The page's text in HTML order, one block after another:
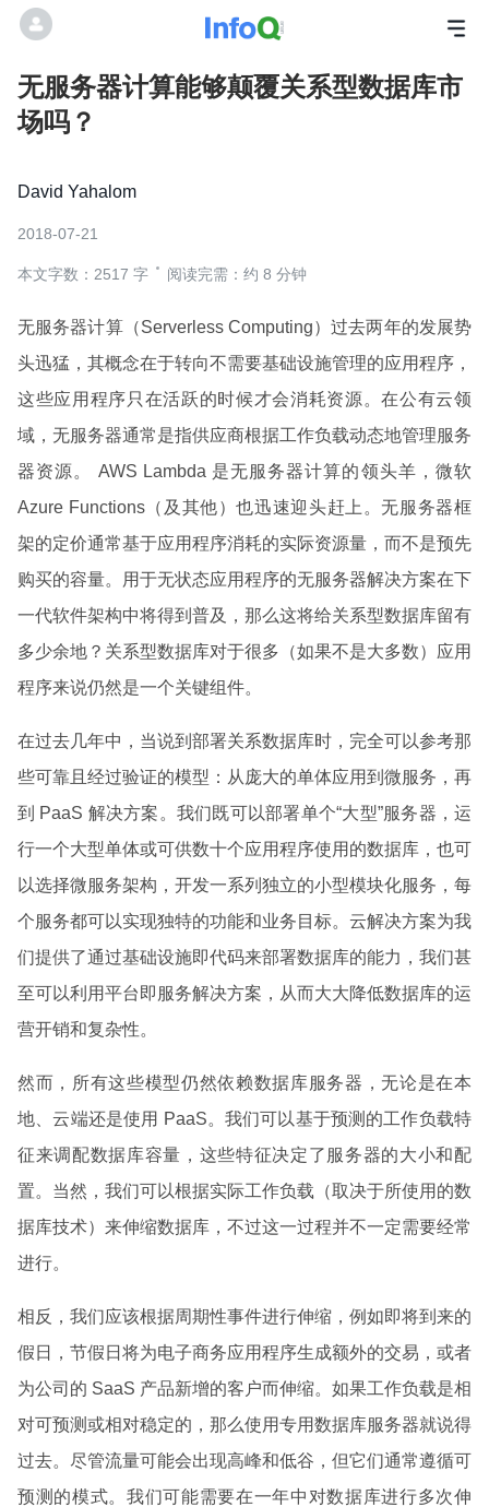
无服务器计算能够颠覆关系型数据库市
场吗？
David Yahalom
2018-07-21
本文字数：2517 字 阅读完需：约 8 分钟
无服务器计算（Serverless Computing）过去两年的发展势
头迅猛，其概念在于转向不需要基础设施管理的应用程序，
这些应用程序只在活跃的时候才会消耗资源。在公有云领
域，无服务器通常是指供应商根据工作负载动态地管理服务
器资源。 AWS Lambda 是无服务器计算的领头羊，微软
Azure Functions（及其他）也迅速迎头赶上。无服务器框
架的定价通常基于应用程序消耗的实际资源量，而不是预先
购买的容量。用于无状态应用程序的无服务器解决方案在下
一代软件架构中将得到普及，那么这将给关系型数据库留有
多少余地？关系型数据库对于很多（如果不是大多数）应用
程序来说仍然是一个关键组件。
在过去几年中，当说到部署关系数据库时，完全可以参考那
些可靠且经过验证的模型：从庞大的单体应用到微服务，再
到 PaaS 解决方案。我们既可以部署单个“大型”服务器，运
行一个大型单体或可供数十个应用程序使用的数据库，也可
以选择微服务架构，开发一系列独立的小型模块化服务，每
个服务都可以实现独特的功能和业务目标。云解决方案为我
们提供了通过基础设施即代码来部署数据库的能力，我们甚
至可以利用平台即服务解决方案，从而大大降低数据库的运
营开销和复杂性。
然而，所有这些模型仍然依赖数据库服务器，无论是在本
地、云端还是使用 PaaS。我们可以基于预测的工作负载特
征来调配数据库容量，这些特征决定了服务器的大小和配
置。当然，我们可以根据实际工作负载（取决于所使用的数
据库技术）来伸缩数据库，不过这一过程并不一定需要经常
进行。
相反，我们应该根据周期性事件进行伸缩，例如即将到来的
假日，节假日将为电子商务应用程序生成额外的交易，或者
为公司的 SaaS 产品新增的客户而伸缩。如果工作负载是相
对可预测或相对稳定的，那么使用专用数据库服务器就说得
过去。尽管流量可能会出现高峰和低谷，但它们通常遵循可
预测的模式。我们可能需要在一年中对数据库进行多次伸